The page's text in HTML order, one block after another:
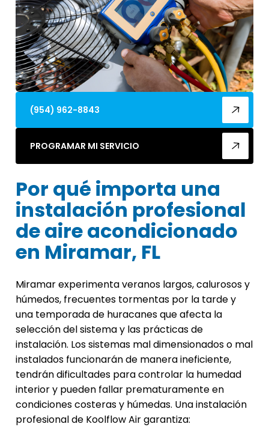
(954) 962-8843
PROGRAMAR MI SERVICIO
Por qué importa una
instalación profesional
de aire acondicionado
en Miramar, FL
Miramar experimenta veranos largos, calurosos y
húmedos, frecuentes tormentas por la tarde y
una temporada de huracanes que afecta la
selección del sistema y las prácticas de
instalación. Los sistemas mal dimensionados o mal
instalados funcionarán de manera ineficiente,
tendrán dificultades para controlar la humedad
interior y pueden fallar prematuramente en
condiciones costeras y húmedas. Una instalación
profesional de Koolflow Air garantiza: